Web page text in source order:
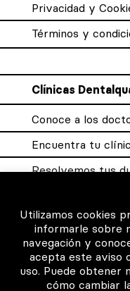
Privacidad y
Términos y
Clínicas
Conoce a los
Encuentra tu
Resolvemos tus
Para los
Consigue tu
Utilizamos cookies
informarle sobre
navegación y
acepta este aviso
uso. Puede obtener
cómo cambiar